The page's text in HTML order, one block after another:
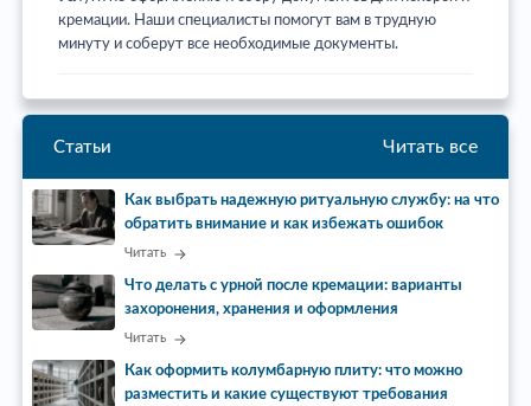
кремации. Наши специалисты помогут вам в трудную
минуту и соберут все необходимые документы.
Статьи Читать все
Как выбрать надежную ритуальную службу: на что
обратить внимание и как избежать ошибок
Читать
Что делать с урной после кремации: варианты
захоронения, хранения и оформления
Читать
Как оформить колумбарную плиту: что можно
разместить и какие существуют требования